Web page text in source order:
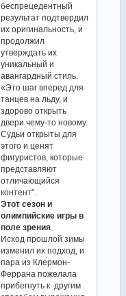
беспрецедентный
результат подтвердил
их оригинальность, и
продолжил
утверждать их
уникальный и
авангардный стиль.
«Это шаг вперед для
танцев на льду, и
здорово открыть
двери чему-то новому.
Судьи открыты для
этого и ценят
фигуристов, которые
представляют
отличающийся
контент".
Этот сезон и
олимпийские игры в
поле зрения
Исход прошлой зимы
изменил их подход, и
пара из Клермон-
Феррана пожелала
прибегнуть к другим